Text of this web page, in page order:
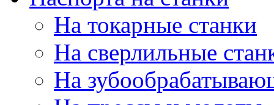
На токарные станки
На сверлильные
На